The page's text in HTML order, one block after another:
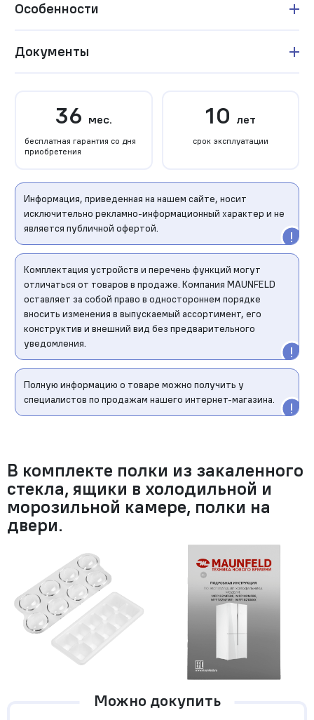
Особенности
Документы
36 мес.
бесплатная гарантия со дня
приобретения
10 лет
срок эксплуатации
Информация, приведенная на нашем сайте, носит
исключительно рекламно-информационный характер и не
является публичной офертой.
Комплектация устройств и перечень функций могут
отличаться от товаров в продаже. Компания MAUNFELD
оставляет за собой право в одностороннем порядке
вносить изменения в выпускаемый ассортимент, его
конструктив и внешний вид без предварительного
уведомления.
Полную информацию о товаре можно получить у
специалистов по продажам нашего интернет-магазина.
В комплекте полки из закаленного
стекла, ящики в холодильной и
морозильной камере, полки на
двери.
Можно докупить